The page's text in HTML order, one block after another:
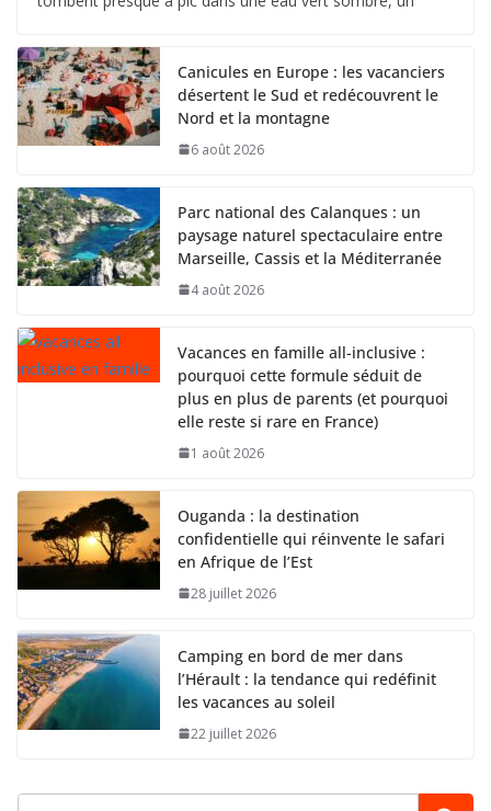
Canicules en Europe : les vacanciers
désertent le Sud et redécouvrent le
Nord et la montagne
6 août 2026
Parc national des Calanques : un
paysage naturel spectaculaire entre
Marseille, Cassis et la Méditerranée
4 août 2026
Vacances en famille all-inclusive :
pourquoi cette formule séduit de
plus en plus de parents (et pourquoi
elle reste si rare en France)
1 août 2026
Ouganda : la destination
confidentielle qui réinvente le safari
en Afrique de l’Est
28 juillet 2026
Camping en bord de mer dans
l’Hérault : la tendance qui redéfinit
les vacances au soleil
22 juillet 2026